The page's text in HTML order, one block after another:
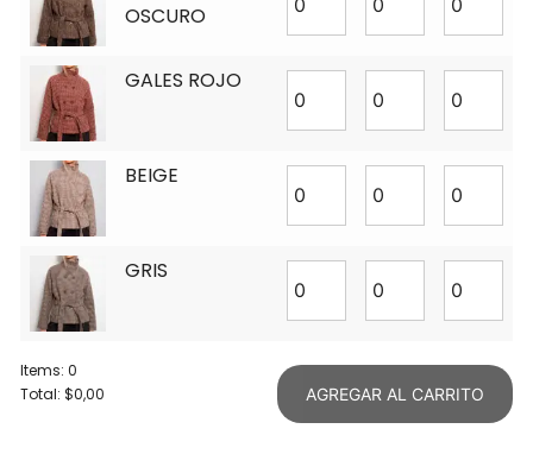
OSCURO
GALES ROJO
BEIGE
GRIS
Items: 0
Total: $0,00 AGREGAR AL CARRITO